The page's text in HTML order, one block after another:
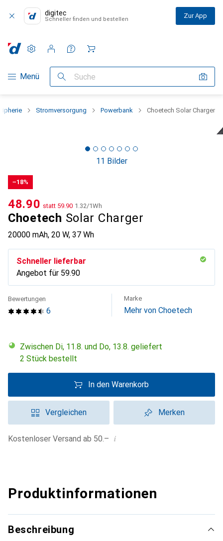
digitec
Schneller finden und bestellen Zur App
Navigation nach Kategorien
Menü Suche
Einstellungen
Kundenkonto
Vergleichslisten
Merklisten
Warenkorb
Stromversorgung Powerbank Choetech Solar Charger
11 Bilder
−18%
Choetech Solar Charger
20000 mAh, 20 W, 37 Wh
CHF
48.90 statt CHF
59.90 CHF
1.32/1Wh
Schneller lieferbar
Angebot für CHF
59.90
6
Bewertungen Marke
Mehr von Choetech
Zwischen Di, 11.8. und Do, 13.8. geliefert
2 Stück bestellt
In den Warenkorb
Vergleichen Merken
Kostenloser Versand ab 50.– i
Produktinformationen
Beschreibung